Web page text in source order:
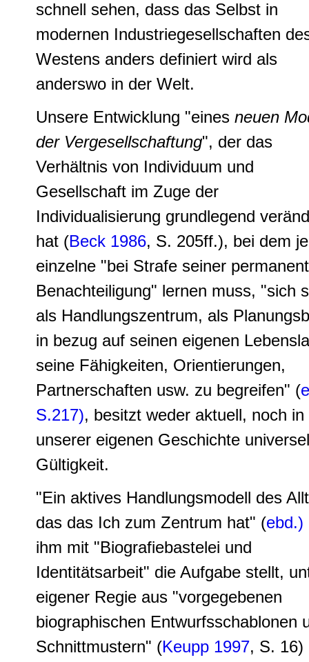
schnell sehen, dass das Selbst in
modernen Industriegesellschaften
Westens anders definiert wird als
anderswo in der Welt.
Unsere Entwicklung "eines neuen
der Vergesellschaftung", der das
Verhältnis von Individuum und
Gesellschaft im Zuge der
Individualisierung grundlegend
hat (Beck 1986, S. 205ff.), bei dem
einzelne "bei Strafe seiner
Benachteiligung" lernen muss, "sich
als Handlungszentrum, als
in bezug auf seinen eigenen
seine Fähigkeiten, Orientierungen,
Partnerschaften usw. zu begreifen" (
S.217), besitzt weder aktuell, noch in
unserer eigenen Geschichte
Gültigkeit.
"Ein aktives Handlungsmodell des
das das Ich zum Zentrum hat" (ebd.)
ihm mit "Biografiebastelei und
Identitätsarbeit" die Aufgabe stellt,
eigener Regie aus "vorgegebenen
biographischen Entwurfsschablonen
Schnittmustern" (Keupp 1997, S. 16)